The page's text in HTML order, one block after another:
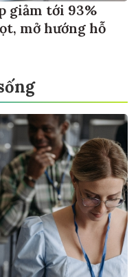
giảm tới 93%
mở hướng hỗ